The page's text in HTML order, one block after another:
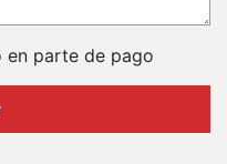
en parte de pago